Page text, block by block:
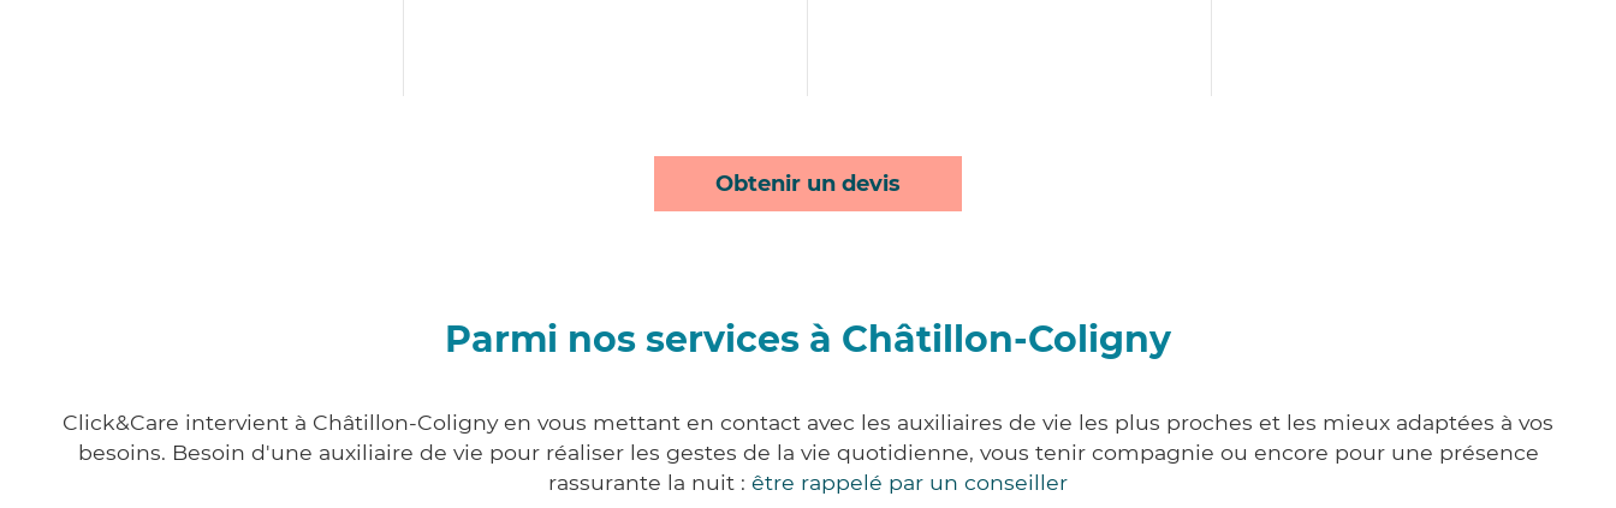
Obtenir un devis
Parmi nos services à Châtillon-Coligny
Click&Care intervient à Châtillon-Coligny en vous mettant en contact avec les auxiliaires de vie les plus proches et les mieux adaptées à vos
besoins. Besoin d'une auxiliaire de vie pour réaliser les gestes de la vie quotidienne, vous tenir compagnie ou encore pour une présence
rassurante la nuit : être rappelé par un conseiller